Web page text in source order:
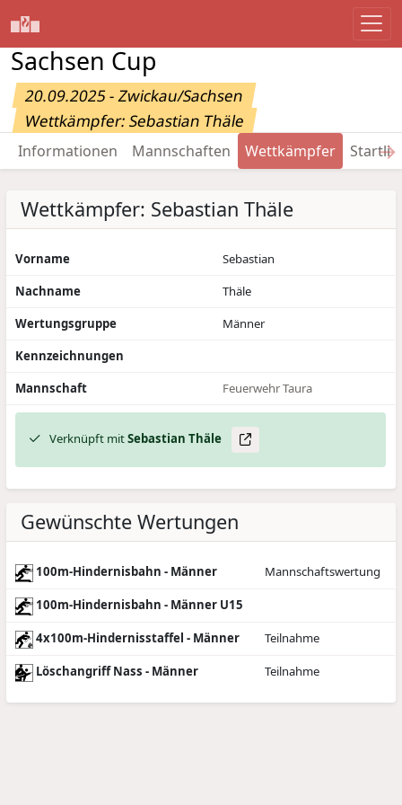
Sachsen Cup
20.09.2025 - Zwickau/Sachsen
Wettkämpfer: Sebastian Thäle
Informationen Mannschaften Wettkämpfer →
Wettkämpfer: Sebastian Thäle
Vorname
Sebastian
Nachname
Thäle
Wertungsgruppe
Männer
Kennzeichnungen
Mannschaft
Feuerwehr Taura
Verknüpft mitSebastian Thäle
Gewünschte Wertungen
100m-Hindernisbahn - Männer Mannschaftswertung
100m-Hindernisbahn - Männer U15
4x100m-Hindernisstaffel - Männer Teilnahme
Löschangriff Nass - Männer Teilnahme